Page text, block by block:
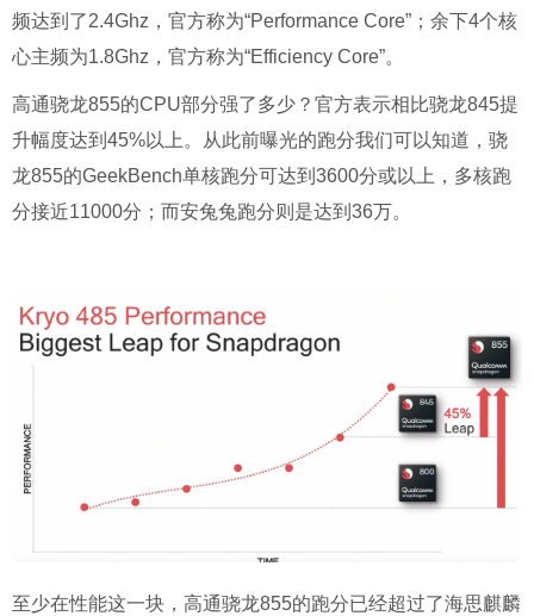
频达到了2.4Ghz，官方称为“Performance Core”；余下4个核
心主频为1.8Ghz，官方称为“Efficiency Core”。
高通骁龙855的CPU部分强了多少？官方表示相比骁龙845提
升幅度达到45%以上。
从此前曝光的跑分我们可以知道，骁
龙855的GeekBench单核跑分可达到3600分或以上，多核跑
分接近11000分；而安兔兔跑分则是达到36万。
至少在性能这一块，高通骁龙855的跑分已经超过了海思麒麟